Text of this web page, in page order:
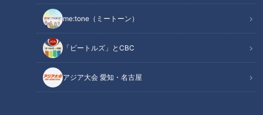
me:tone（ミートーン）
「ビートルズ」とCBC
アジア大会 愛知・名古屋
秘密！大波は1枚の鉄板で起こし
ていた！？家族でお出かけした
い夏スポットに完全密着！（前
「初音ミクV6」はこれまでのミ
クとどう違う？